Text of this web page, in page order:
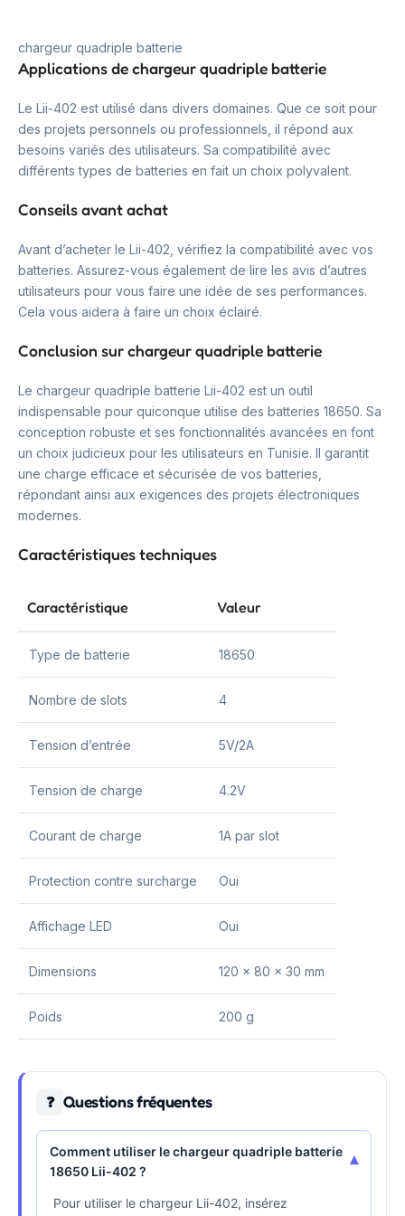
chargeur quadriple batterie
Applications de chargeur quadriple batterie
Le Lii-402 est utilisé dans divers domaines. Que ce soit pour
des projets personnels ou professionnels, il répond aux
besoins variés des utilisateurs. Sa compatibilité avec
différents types de batteries en fait un choix polyvalent.
Conseils avant achat
Avant d’acheter le Lii-402, vérifiez la compatibilité avec vos
batteries. Assurez-vous également de lire les avis d’autres
utilisateurs pour vous faire une idée de ses performances.
Cela vous aidera à faire un choix éclairé.
Conclusion sur chargeur quadriple batterie
Le chargeur quadriple batterie Lii-402 est un outil
indispensable pour quiconque utilise des batteries 18650. Sa
conception robuste et ses fonctionnalités avancées en font
un choix judicieux pour les utilisateurs en Tunisie. Il garantit
une charge efficace et sécurisée de vos batteries,
répondant ainsi aux exigences des projets électroniques
modernes.
Caractéristiques techniques
Caractéristique Valeur
Type de batterie 18650
Nombre de slots 4
Tension d’entrée 5V/2A
Tension de charge 4.2V
Courant de charge 1A par slot
Protection contre surcharge Oui
Affichage LED Oui
Dimensions 120 x 80 x 30 mm
Poids 200 g
❓ Questions fréquentes
Comment utiliser le chargeur quadriple batterie
18650 Lii-402 ?
▾
Pour utiliser le chargeur Lii-402, insérez